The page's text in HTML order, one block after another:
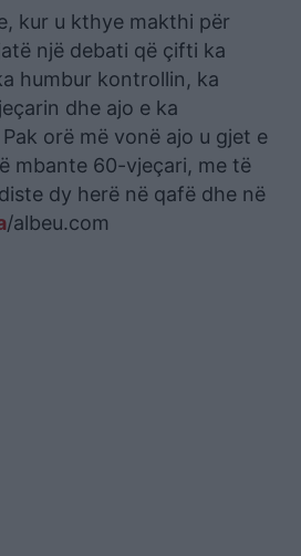
kur u kthye makthi për
një debati që çifti ka
humbur kontrollin, ka
dhe ajo e ka
orë më vonë ajo u gjet e
mbante 60-vjeçari, me të
dy herë në qafë dhe në
/albeu.com